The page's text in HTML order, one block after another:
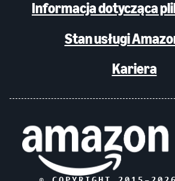
Informacja dotycząca
Stan usługi
Kariera